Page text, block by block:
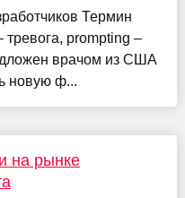
Термин
тревога, prompting –
врачом из США
новую ф...
на рынке